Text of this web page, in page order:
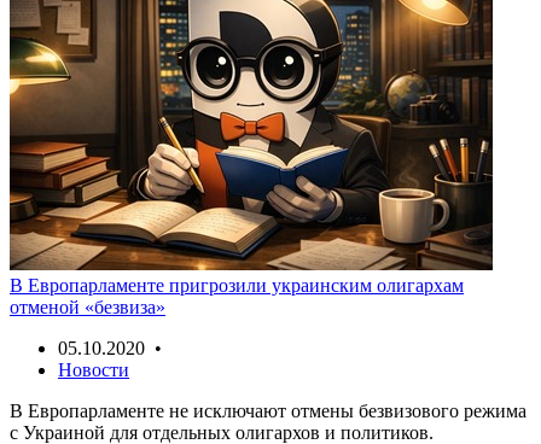
В Европарламенте пригрозили украинским олигархам
отменой «безвиза»
05.10.2020 •
Новости
В Европарламенте не исключают отмены безвизового режима
с Украиной для отдельных олигархов и политиков.